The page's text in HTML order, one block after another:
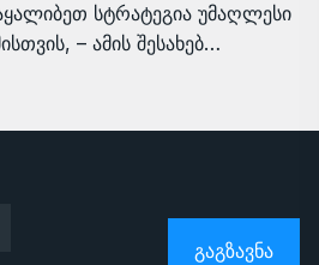
სტრატეგია უმაღლესი
– ამის შესახებ…
ᲒᲐᲒᲖᲐᲕᲜᲐ